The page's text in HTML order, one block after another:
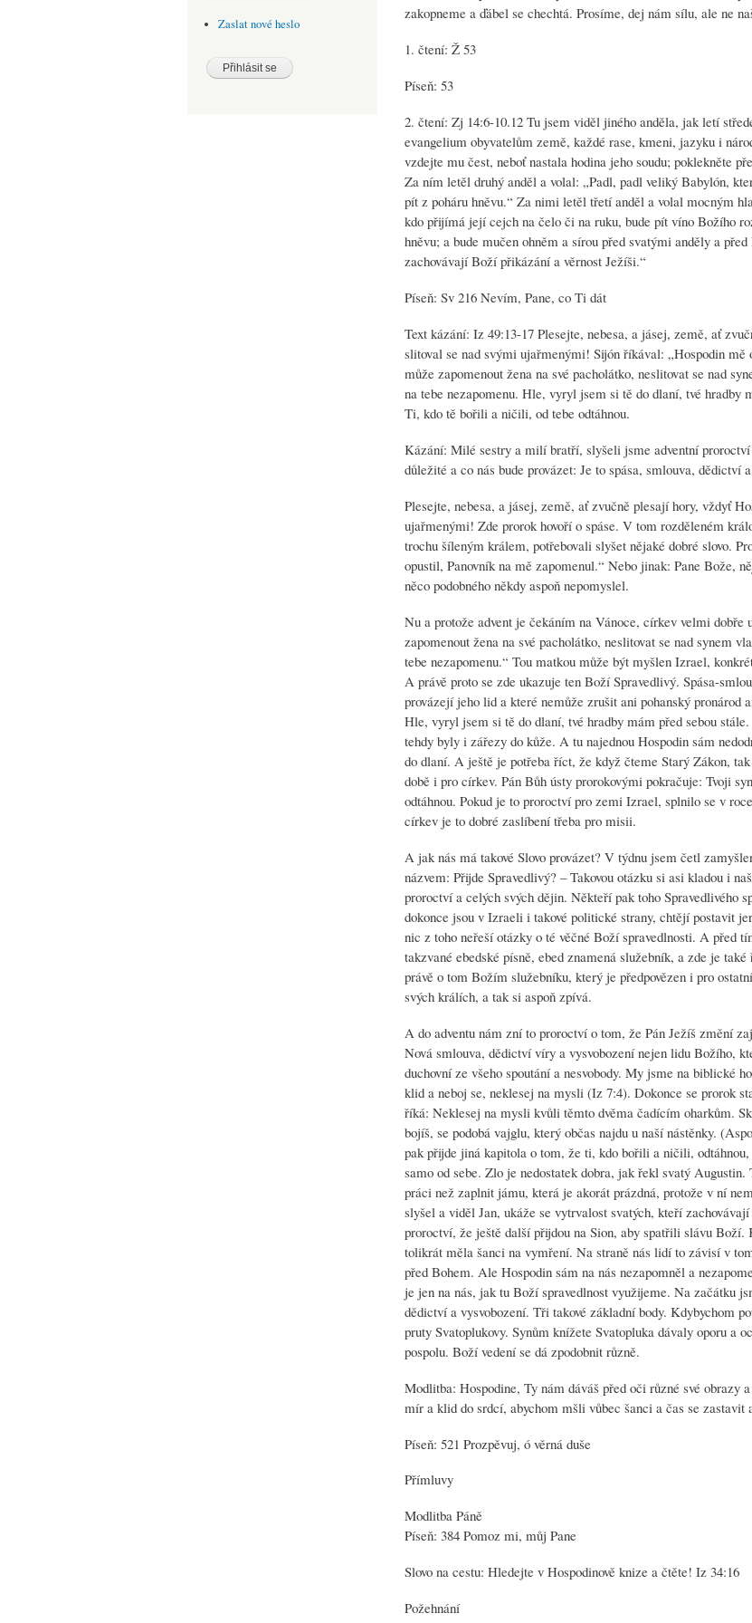
Zaslat nové heslo
zakopneme a ďábel se chechtá. Prosíme, dej nám sílu, ale ne
1. čtení: Ž 53
Píseň: 53
2. čtení: Zj 14:6-10.12 Tu jsem viděl jiného anděla, jak letí
evangelium obyvatelům země, každé rase, kmeni, jazyku i
vzdejte mu čest, neboť nastala hodina jeho soudu; poklekněte
Za ním letěl druhý anděl a volal: „Padl, padl veliký Babylón,
pít z poháru hněvu.“ Za nimi letěl třetí anděl a volal mocným
kdo přijímá její cejch na čelo či na ruku, bude pít víno Božího
hněvu; a bude mučen ohněm a sírou před svatými anděly a
zachovávají Boží přikázání a věrnost Ježíši.“
Píseň: Sv 216 Nevím, Pane, co Ti dát
Text kázání: Iz 49:13-17 Plesejte, nebesa, a jásej, země, ať
slitoval se nad svými ujařmenými! Sijón říkával: „Hospodin mě
může zapomenout žena na své pacholátko, neslitovat se nad
na tebe nezapomenu. Hle, vyryl jsem si tě do dlaní, tvé hradby
Ti, kdo tě bořili a ničili, od tebe odtáhnou.
Kázání: Milé sestry a milí bratří, slyšeli jsme adventní
důležité a co nás bude provázet: Je to spása, smlouva, dědictví
Plesejte, nebesa, a jásej, země, ať zvučně plesají hory, vždyť
ujařmenými! Zde prorok hovoří o spáse. V tom rozděleném
trochu šíleným králem, potřebovali slyšet nějaké dobré slovo.
opustil, Panovník na mě zapomenul.“ Nebo jinak: Pane Bože,
něco podobného někdy aspoň nepomyslel.
Nu a protože advent je čekáním na Vánoce, církev velmi dobře
zapomenout žena na své pacholátko, neslitovat se nad synem
tebe nezapomenu.“ Tou matkou může být myšlen Izrael,
A právě proto se zde ukazuje ten Boží Spravedlivý. Spása-
provázejí jeho lid a které nemůže zrušit ani pohanský pronárod
Hle, vyryl jsem si tě do dlaní, tvé hradby mám před sebou
tehdy byly i zářezy do kůže. A tu najednou Hospodin sám
do dlaní. A ještě je potřeba říct, že když čteme Starý Zákon,
době i pro církev. Pán Bůh ústy prorokovými pokračuje: Tvoji
odtáhnou. Pokud je to proroctví pro zemi Izrael, splnilo se v
církev je to dobré zaslíbení třeba pro misii.
A jak nás má takové Slovo provázet? V týdnu jsem četl
názvem: Přijde Spravedlivý? – Takovou otázku si asi kladou i
proroctví a celých svých dějin. Někteří pak toho Spravedlivého
dokonce jsou v Izraeli i takové politické strany, chtějí postavit
nic z toho neřeší otázky o té věčné Boží spravedlnosti. A před
takzvané ebedské písně, ebed znamená služebník, a zde je
právě o tom Božím služebníku, který je předpovězen i pro
svých králích, a tak si aspoň zpívá.
A do adventu nám zní to proroctví o tom, že Pán Ježíš změní
Nová smlouva, dědictví víry a vysvobození nejen lidu Božího,
duchovní ze všeho spoutání a nesvobody. My jsme na biblické
klid a neboj se, neklesej na mysli (Iz 7:4). Dokonce se prorok
říká: Neklesej na mysli kvůli těmto dvěma čadícím oharkům.
bojíš, se podobá vajglu, který občas najdu u naší nástěnky.
pak přijde jiná kapitola o tom, že ti, kdo bořili a ničili,
samo od sebe. Zlo je nedostatek dobra, jak řekl svatý
práci než zaplnit jámu, která je akorát prázdná, protože v ní
slyšel a viděl Jan, ukáže se vytrvalost svatých, kteří
proroctví, že ještě další přijdou na Sion, aby spatřili slávu
tolikrát měla šanci na vymření. Na straně nás lidí to závisí v
před Bohem. Ale Hospodin sám na nás nezapomněl a
je jen na nás, jak tu Boží spravedlnost využijeme. Na začátku
dědictví a vysvobození. Tři takové základní body. Kdybychom
pruty Svatoplukovy. Synům knížete Svatopluka dávaly oporu a
pospolu. Boží vedení se dá zpodobnit různě.
Modlitba: Hospodine, Ty nám dáváš před oči různé své
mír a klid do srdcí, abychom mšli vůbec šanci a čas se zastavit
Píseň: 521 Prozpěvuj, ó věrná duše
Přímluvy
Modlitba Páně
Píseň: 384 Pomoz mi, můj Pane
Slovo na cestu: Hledejte v Hospodinově knize a čtěte! Iz 34:16
Požehnání